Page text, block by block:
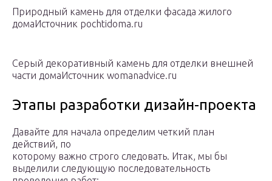
Природный камень для отделки фасада жилого
домаИсточник pochtidoma.ru
Серый декоративный камень для отделки внешней
части домаИсточник womanadvice.ru
Этапы разработки дизайн-проекта
Давайте для начала определим четкий план
действий, по
которому важно строго следовать. Итак, мы бы
выделили следующую последовательность